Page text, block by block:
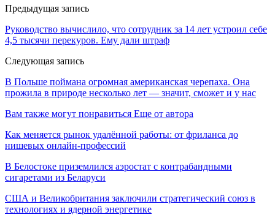
Предыдущая запись
Руководство вычислило, что сотрудник за 14 лет устроил себе
4,5 тысячи перекуров. Ему дали штраф
Следующая запись
В Польше поймана огромная американская черепаха. Она
прожила в природе несколько лет — значит, сможет и у нас
Вам также могут понравиться Еще от автора
Как меняется рынок удалённой работы: от фриланса до
нишевых онлайн-профессий
В Белостоке приземлился аэростат с контрабандными
сигаретами из Беларуси
США и Великобритания заключили стратегический союз в
технологиях и ядерной энергетике